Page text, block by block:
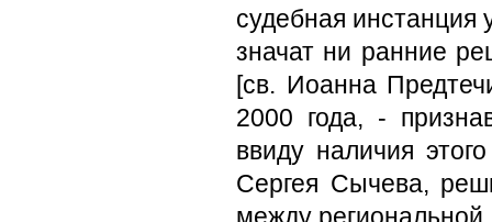
судебная инстанция
значат ни ранние
[св. Иоанна
2000 года, -
ввиду наличия
Сергея Сычева,